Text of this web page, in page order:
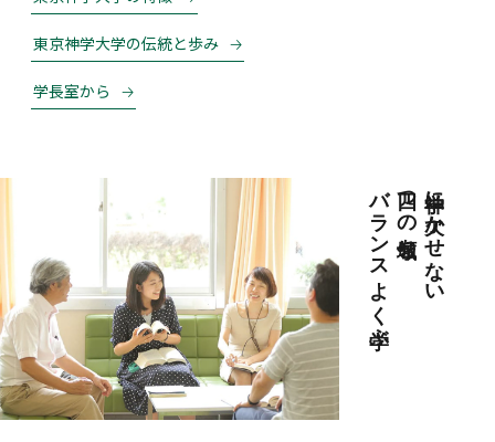
東京神学大学の伝統と歩み
学長室から
神学に欠かせない
四つの領域を
バランスよく学ぶ